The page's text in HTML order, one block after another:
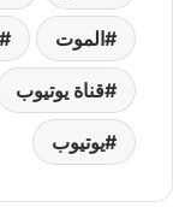
الموت
قناة يوتيوب
يوتيوب